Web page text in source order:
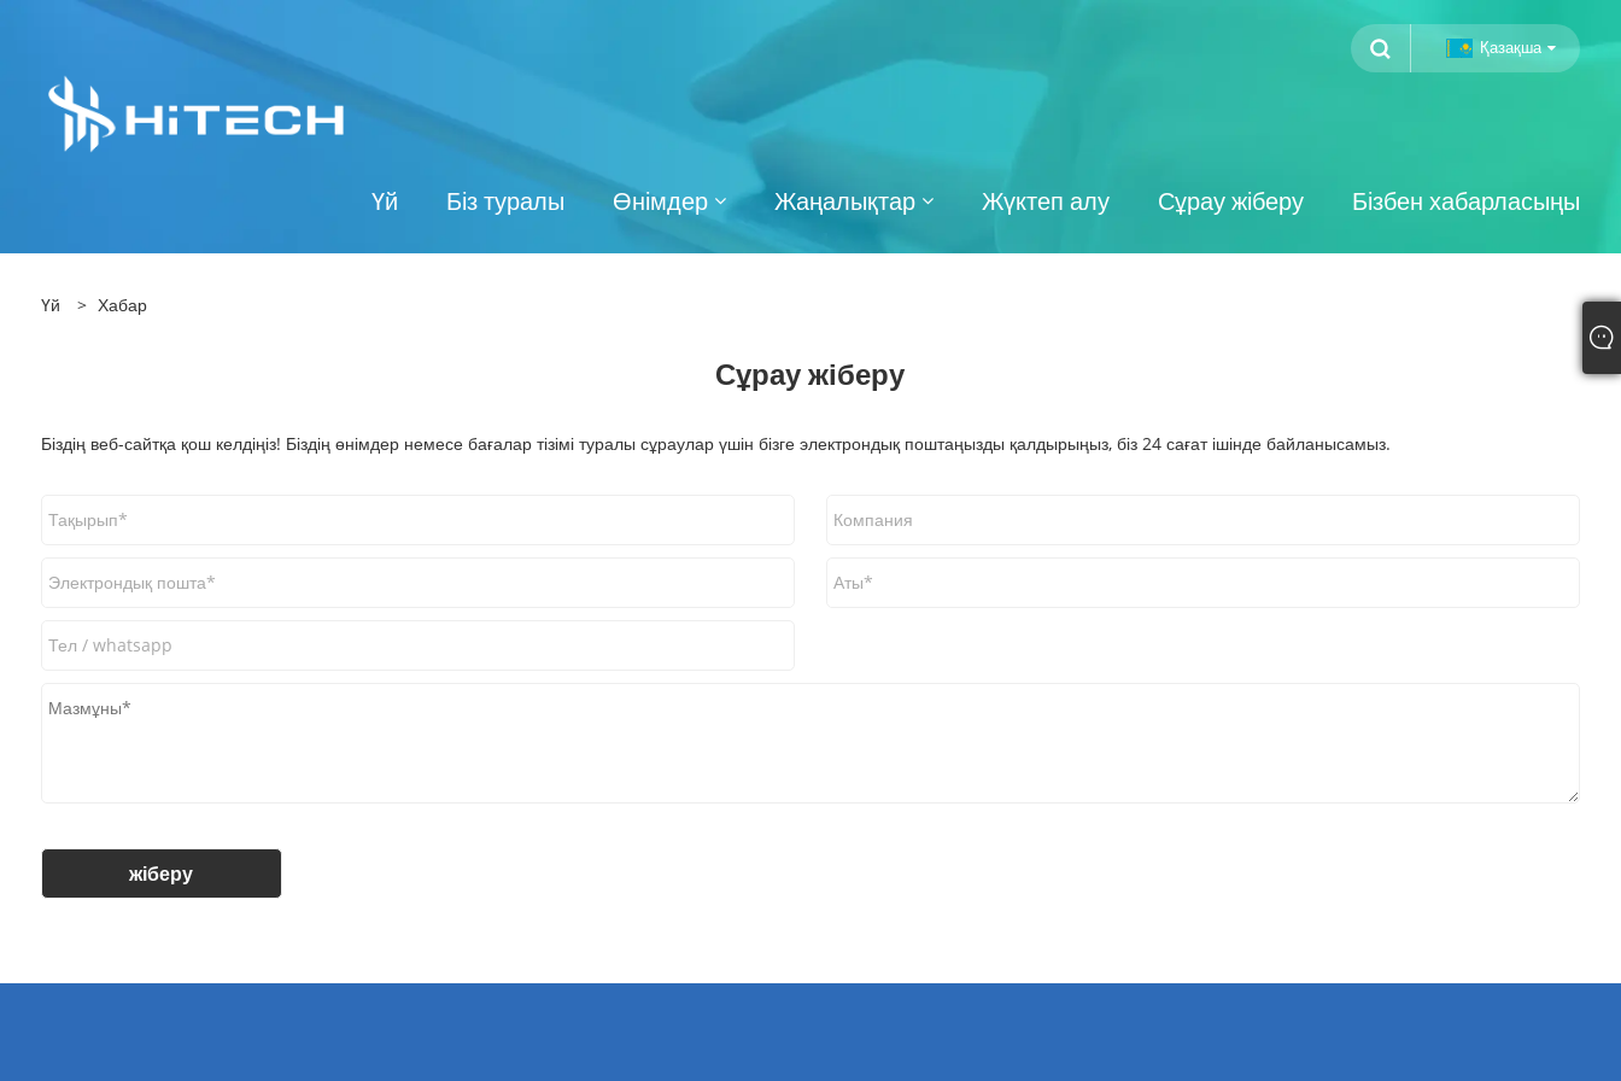
Қазақша
Үй Біз туралы Өнімдер Жаңалықтар Жүктеп алу Сұрау жіберу Бізбен хабарласыңы
Үй > Хабар
Сұрау жіберу
Біздің веб-сайтқа қош келдіңіз! Біздің өнімдер немесе бағалар тізімі туралы сұраулар үшін бізге электрондық поштаңызды қалдырыңыз, біз 24 сағат ішінде байланысамыз.